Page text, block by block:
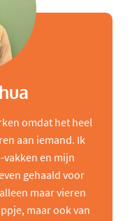
omdat het heel
aan iemand. Ik
vakken en mijn
gehaald voor
maar vieren
maar ook van